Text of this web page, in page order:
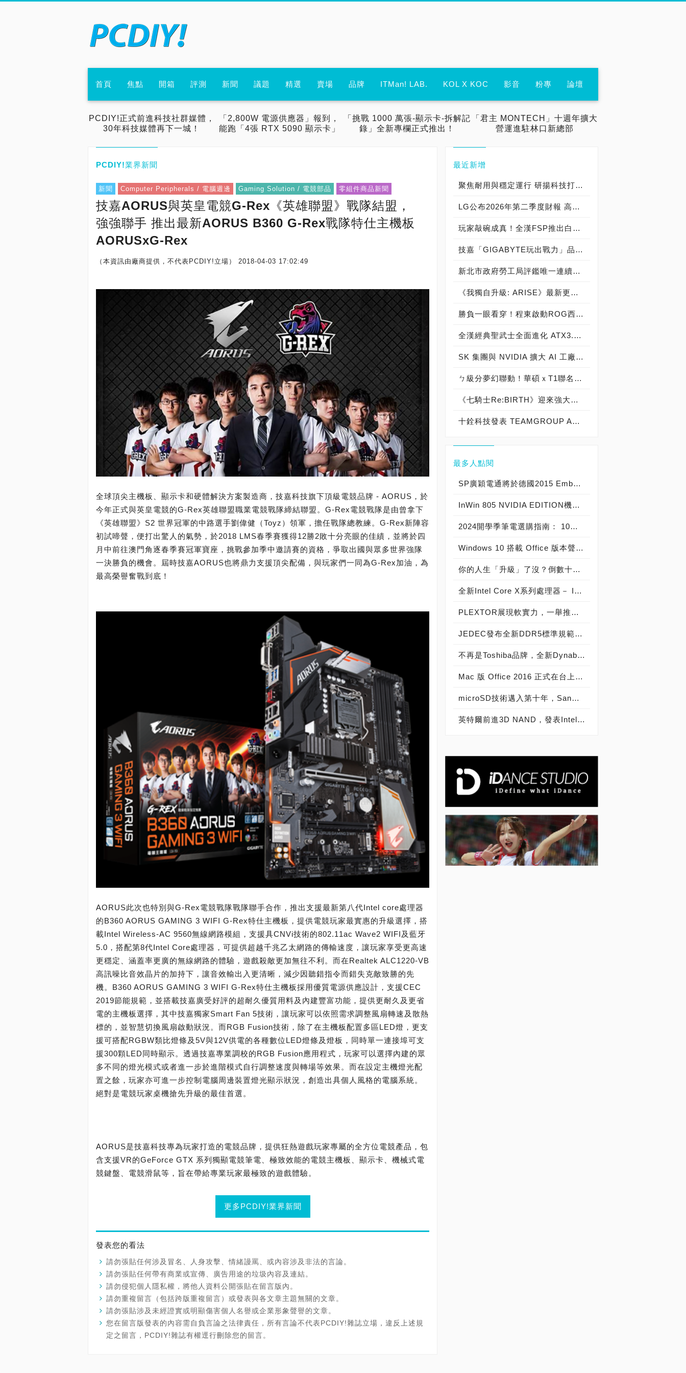
首頁 焦點 開箱 評測 新聞 議題 精選 賣場 品牌 ITMan! LAB. KOL X KOC 影音 粉專 論壇
PCDIY!正式前進科技社群媒體，
30年科技媒體再下一城！
「2,800W 電源供應器」報到，
能跑「4張 RTX 5090 顯示卡」
「挑戰 1000 萬張-顯示卡-拆解記
錄」全新專欄正式推出！
「君主 MONTECH」十週年擴大
營運進駐林口新總部
PCDIY!業界新聞
新聞 Computer Peripherals / 電腦週邊 Gaming Solution / 電競部品 零組件商品新聞
技嘉AORUS與英皇電競G-Rex《英雄聯盟》戰隊結盟，
強強聯手 推出最新AORUS B360 G-Rex戰隊特仕主機板
AORUSxG-Rex
（本資訊由廠商提供，不代表PCDIY!立場） 2018-04-03 17:02:49
全球頂尖主機板、顯示卡和硬體解決方案製造商，技嘉科技旗下頂級電競品牌 - AORUS，於
今年正式與英皇電競的G-Rex英雄聯盟職業電競戰隊締結聯盟。G-Rex電競戰隊是由曾拿下
《英雄聯盟》S2 世界冠軍的中路選手劉偉健（Toyz）領軍，擔任戰隊總教練。G-Rex新陣容
初試啼聲，便打出驚人的氣勢，於2018 LMS春季賽獲得12勝2敗十分亮眼的佳績，並將於四
月中前往澳門角逐春季賽冠軍寶座，挑戰參加季中邀請賽的資格，爭取出國與眾多世界強隊
一決勝負的機會。屆時技嘉AORUS也將鼎力支援頂尖配備，與玩家們一同為G-Rex加油，為
最高榮譽奮戰到底！
AORUS此次也特別與G-Rex電競戰隊戰隊聯手合作，推出支援最新第八代Intel core處理器
的B360 AORUS GAMING 3 WIFI G-Rex特仕主機板，提供電競玩家最實惠的升級選擇，搭
載Intel Wireless-AC 9560無線網路模組，支援具CNVi技術的802.11ac Wave2 WIFI及藍牙
5.0，搭配第8代Intel Core處理器，可提供超越千兆乙太網路的傳輸速度，讓玩家享受更高速
更穩定、涵蓋率更廣的無線網路的體驗，遊戲殺敵更加無往不利。而在Realtek ALC1220-VB
高訊噪比音效晶片的加持下，讓音效輸出入更清晰，減少因聽錯指令而錯失克敵致勝的先
機。B360 AORUS GAMING 3 WIFI G-Rex特仕主機板採用優質電源供應設計，支援CEC
2019節能規範，並搭載技嘉廣受好評的超耐久優質用料及內建豐富功能，提供更耐久及更省
電的主機板選擇，其中技嘉獨家Smart Fan 5技術，讓玩家可以依照需求調整風扇轉速及散熱
標的，並智慧切換風扇啟動狀況。而RGB Fusion技術，除了在主機板配置多區LED燈，更支
援可搭配RGBW類比燈條及5V與12V供電的各種數位LED燈條及燈板，同時單一連接埠可支
援300顆LED同時顯示。透過技嘉專業調校的RGB Fusion應用程式，玩家可以選擇內建的眾
多不同的燈光模式或者進一步於進階模式自行調整速度與轉場等效果。而在設定主機燈光配
置之餘，玩家亦可進一步控制電腦周邊裝置燈光顯示狀況，創造出具個人風格的電腦系統。
絕對是電競玩家桌機搶先升級的最佳首選。
AORUS是技嘉科技專為玩家打造的電競品牌，提供狂熱遊戲玩家專屬的全方位電競產品，包
含支援VR的GeForce GTX 系列獨顯電競筆電、極致效能的電競主機板、顯示卡、機械式電
競鍵盤、電競滑鼠等，旨在帶給專業玩家最極致的遊戲體驗。
更多PCDIY!業界新聞
發表您的看法
請勿張貼任何涉及冒名、人身攻擊、情緒謾罵、或內容涉及非法的言論。
請勿張貼任何帶有商業或宣傳、廣告用途的垃圾內容及連結。
請勿侵犯個人隱私權，將他人資料公開張貼在留言版內。
請勿重複留言（包括跨版重複留言）或發表與各文章主題無關的文章。
請勿張貼涉及未經證實或明顯傷害個人名譽或企業形象聲譽的文章。
您在留言版發表的內容需自負言論之法律責任，所有言論不代表PCDIY!雜誌立場，違反上述規
定之留言，PCDIY!雜誌有權逕行刪除您的留言。
最近新增
聚焦耐用與穩定運行 研揚科技打造新一代 COM Express Type 6 模組
LG公布2026年第二季度財報 高附加價值產品銷售成長與成本競爭力提升，營業獲利年增 147%
玩家敲碗成真！全漢FSP推出白色 VITA PM MIT 1000W 靜音電源純白上市！ MIT 白金電源首度披上純白戰袍，支援 ATX 3.1、PCIe 5.1，10年保固！
技嘉「GIGABYTE玩出戰力」品牌活動8/3讓玩家「找到專屬配備」
新北市政府勞工局評鑑唯一連續三年獲獎企業！ 宏正三度榮膺新北市政府<友善移工企業>殊榮
《我獨自升級: ARISE》最新更新 成振宇覺醒闇影君主繼承者
勝負一眼看穿！程東啟動ROG西風之神 雙螢幕AI致勝全局
全漢經典聖武士全面進化 ATX3.1，價格不變！FSP VIC BD+ 電競入門最強銅牌電源！ ATX 3.1、全新壓紋線材、登錄享 5 年保固，打造新世代入門電競首選
SK 集團與 NVIDIA 擴大 AI 工廠與次世代記憶體策略合作 規模逾 5,000 億美元的 NVIDIA-SK AI 計畫（NVIDIA-SK AI Initiative）， 涵蓋 SK Telecom 最高達 2GW 的 AI 工廠，以及與 SK 海力士的長期 AI 記憶體合作
ㄅ級分夢幻聯動！華碩ｘT1聯名顯示卡全台盛大開賣
《七騎士Re:BIRTH》迎來強大的全新英雄[天劍]宣嵐 同步推出韓國主題劇情
十銓科技發表 TEAMGROUP ACE 8K MicroSDXC 記憶卡 強力激發設備效能 盡情捕捉精彩瞬間
最多人點閱
SP廣穎電通將於德國2015 Embedded World展示全方位工控系列產品
InWin 805 NVIDIA EDITION機殼爆紅，迎廣GeForce GTX特仕版機箱正式開賣！
2024開學季筆電選購指南： 10大熱銷筆電推薦榜
Windows 10 搭載 Office 版本聲明稿 Office Mobile 、 Office 2016 與 Office 365 版本差異說明
你的人生「升級」了沒？倒數十天！Windows 10開闊你的無限視野
全新Intel Core X系列處理器－ Intel Core i9 極致版處理器 重裝上陣
PLEXTOR展現軟實力，一舉推出三大獨家軟體
JEDEC發布全新DDR5標準規範，從DDR5-4800起跳! 將加速導入下世代高效能電腦系統
不再是Toshiba品牌，全新Dynabook 2019 新品發布，透過運算與服務改變世界
Mac 版 Office 2016 正式在台上市！
microSD技術邁入第十年，SanDisk microSD記憶卡出貨量突破20億片
英特爾前進3D NAND，發表Intel SSD 600p、6000p、E 5420s、E 6000p、DC P3520、DC S3520固態硬碟！